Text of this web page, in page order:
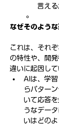
言える
なぜそのよう
これは、それ
の特性や、開
違いに起因して
AIは、学
らパター
いて応答
うなデー
いはどの